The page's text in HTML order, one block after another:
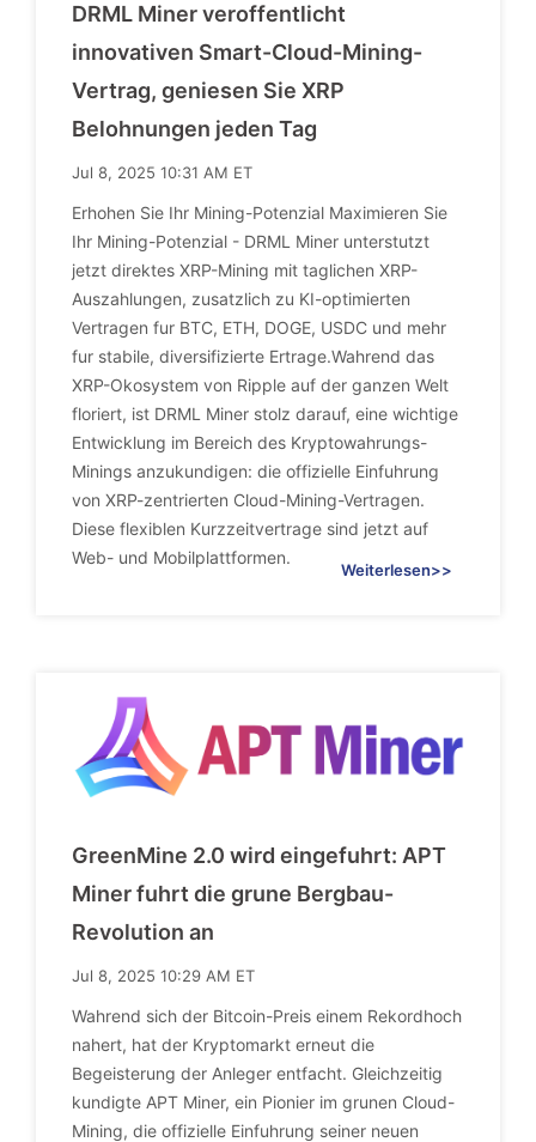
DRML Miner veroffentlicht
innovativen Smart-Cloud-Mining-
Vertrag, geniesen Sie XRP
Belohnungen jeden Tag
Jul 8, 2025 10:31 AM ET
Erhohen Sie Ihr Mining-Potenzial Maximieren Sie
Ihr Mining-Potenzial - DRML Miner unterstutzt
jetzt direktes XRP-Mining mit taglichen XRP-
Auszahlungen, zusatzlich zu KI-optimierten
Vertragen fur BTC, ETH, DOGE, USDC und mehr
fur stabile, diversifizierte Ertrage.Wahrend das
XRP-Okosystem von Ripple auf der ganzen Welt
floriert, ist DRML Miner stolz darauf, eine wichtige
Entwicklung im Bereich des Kryptowahrungs-
Minings anzukundigen: die offizielle Einfuhrung
von XRP-zentrierten Cloud-Mining-Vertragen.
Diese flexiblen Kurzzeitvertrage sind jetzt auf
Web- und Mobilplattformen.
Weiterlesen>>
GreenMine 2.0 wird eingefuhrt: APT
Miner fuhrt die grune Bergbau-
Revolution an
Jul 8, 2025 10:29 AM ET
Wahrend sich der Bitcoin-Preis einem Rekordhoch
nahert, hat der Kryptomarkt erneut die
Begeisterung der Anleger entfacht. Gleichzeitig
kundigte APT Miner, ein Pionier im grunen Cloud-
Mining, die offizielle Einfuhrung seiner neuen